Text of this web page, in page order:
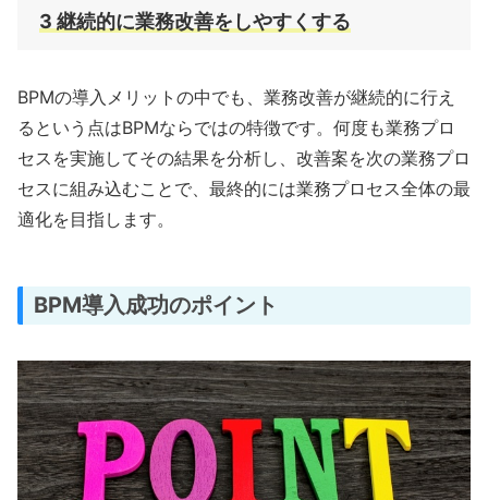
3 継続的に業務改善をしやすくする
BPMの導入メリットの中でも、業務改善が継続的に行え
るという点はBPMならではの特徴です。何度も業務プロ
セスを実施してその結果を分析し、改善案を次の業務プロ
セスに組み込むことで、最終的には業務プロセス全体の最
適化を目指します。
BPM導入成功のポイント